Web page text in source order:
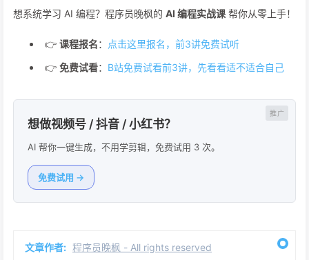
想系统学习 AI 编程？程序员晚枫的 AI 编程实战课 帮你从零上手！
👉 课程报名：
点击这里报名，前3讲免费试听
👉 免费试看： B站免费试看前3讲，先看看适不适合自己
想做视频号 / 抖音 / 小红书？
AI 帮你一键生成，不用学剪辑，免费试用 3 次。
免费试用 →
文章作者: 程序员晚枫 - All rights reserved